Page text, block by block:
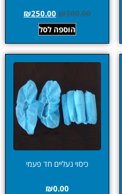
₪300.00
₪250.00
הוספה לסל
כיסוי נעליים חד פעמי
₪0.00